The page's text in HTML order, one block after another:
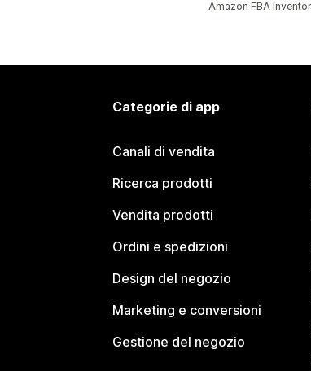
Amazon FBA
Categorie di app
Canali di vendita
Ricerca prodotti
Vendita prodotti
Ordini e spedizioni
Design del negozio
Marketing e conversioni
Gestione del negozio